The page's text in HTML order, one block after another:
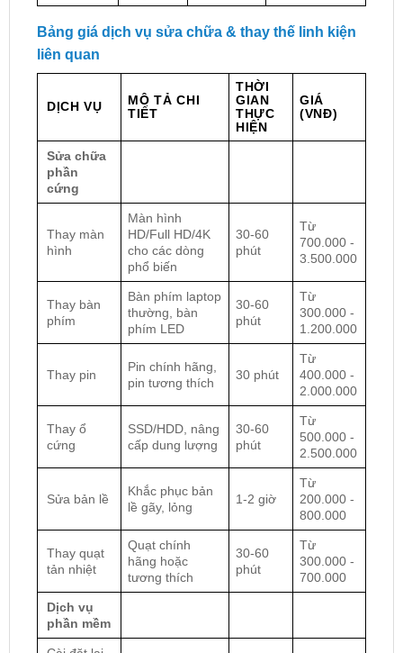
Bảng giá dịch vụ sửa chữa & thay thế linh kiện
liên quan
DỊCH VỤ
MÔ TẢ CHI
TIẾT
THỜI
GIAN
THỰC
HIỆN
GIÁ
(VNĐ)
Sửa chữa
phần
cứng
Thay màn
hình
Màn hình
HD/Full HD/4K
cho các dòng
phổ biến
30-60
phút
Từ
700.000 -
3.500.000
Thay bàn
phím
Bàn phím laptop
thường, bàn
phím LED
30-60
phút
Từ
300.000 -
1.200.000
Thay pin
Pin chính hãng,
pin tương thích
30 phút
Từ
400.000 -
2.000.000
Thay ổ
cứng
SSD/HDD, nâng
cấp dung lượng
30-60
phút
Từ
500.000 -
2.500.000
Sửa bản lề
Khắc phục bản
lề gãy, lỏng
1-2 giờ
Từ
200.000 -
800.000
Thay quạt
tản nhiệt
Quạt chính
hãng hoặc
tương thích
30-60
phút
Từ
300.000 -
700.000
Dịch vụ
phần mềm